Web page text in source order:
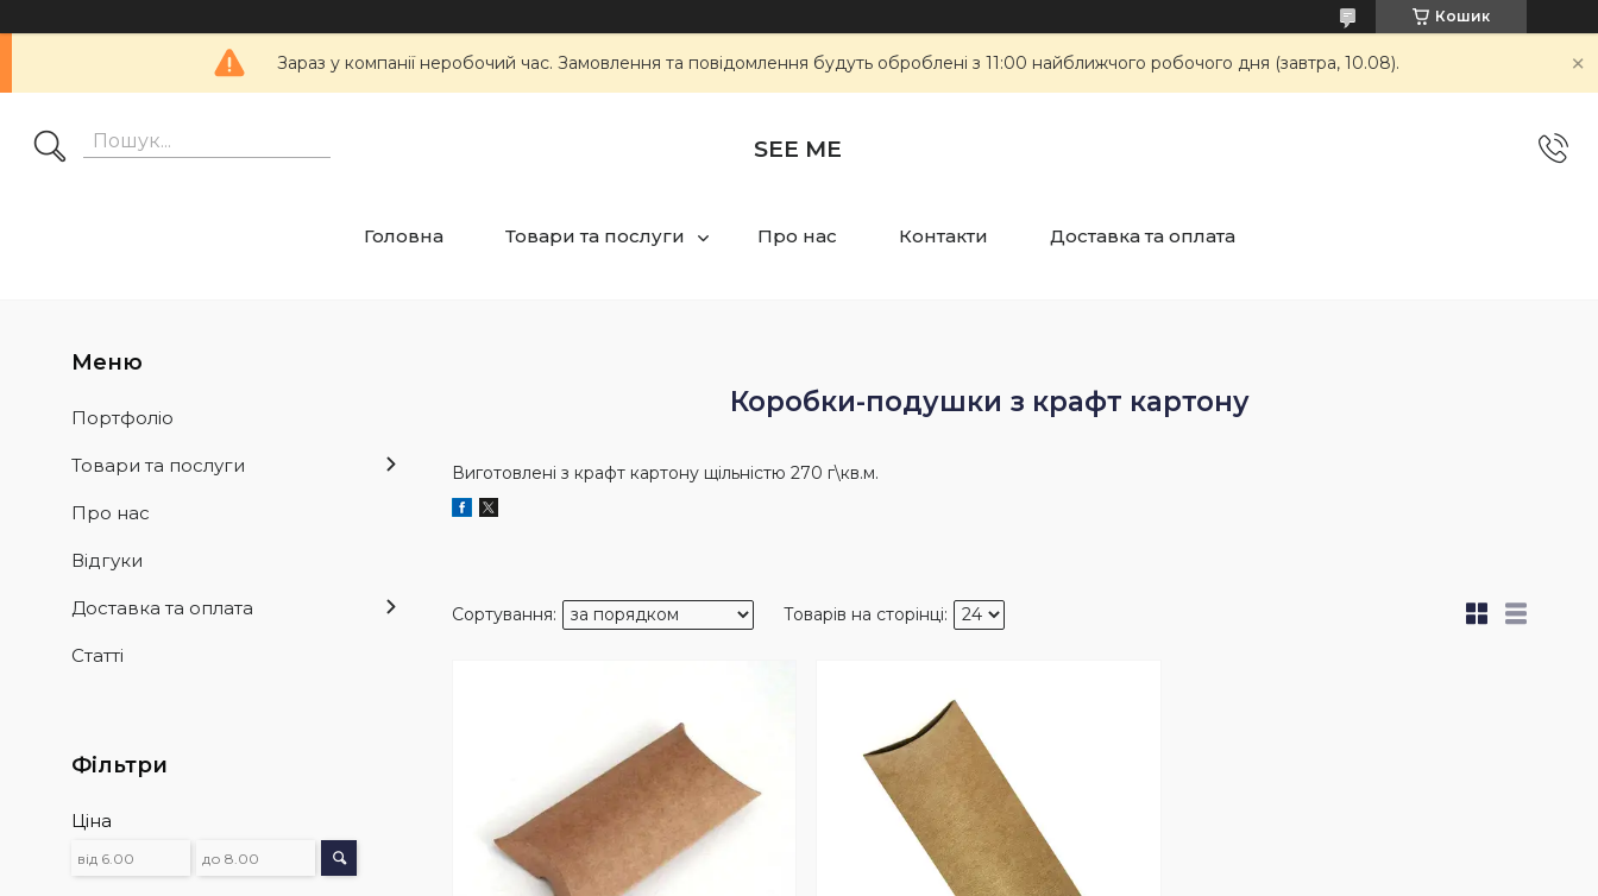
Кошик
Зараз у компанії неробочий час. Замовлення та повідомлення будуть оброблені з 11:00 найближчого робочого дня (завтра, 10.08).
SEE ME
Головна Товари та послуги Про нас Контакти Доставка та оплата
Коробки-подушки з крафт картону
Виготовлені з крафт картону щільністю 270 г\кв.м.
Портфоліо
Товари та послуги
Про нас
Відгуки
Доставка та оплата
Статті
Фільтри
Ціна